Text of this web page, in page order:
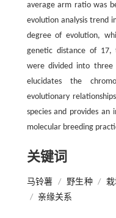
average arm ratio was
evolution analysis trend
degree of evolution,
genetic distance of 17,
were divided into three
elucidates the
evolutionary
species and provides
molecular breeding
关键词
马铃薯 / 野生种 /
/
亲缘关系